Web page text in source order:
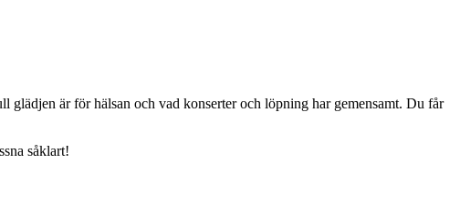
glädjen är för hälsan och vad konserter och löpning har gemensamt. Du får
såklart!